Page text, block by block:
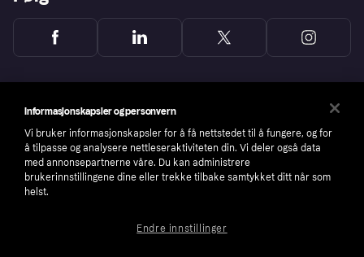
Informasjonskapsler og personvern
Vi bruker informasjonskapsler for å få nettstedet til å fungere, og for
å tilpasse og analysere nettleseraktiviteten din. Vi deler også data
med annonsepartnerne våre. Du kan administrere
brukerinnstillingene dine eller trekke tilbake samtykket ditt når som
helst.
Endre innstillinger